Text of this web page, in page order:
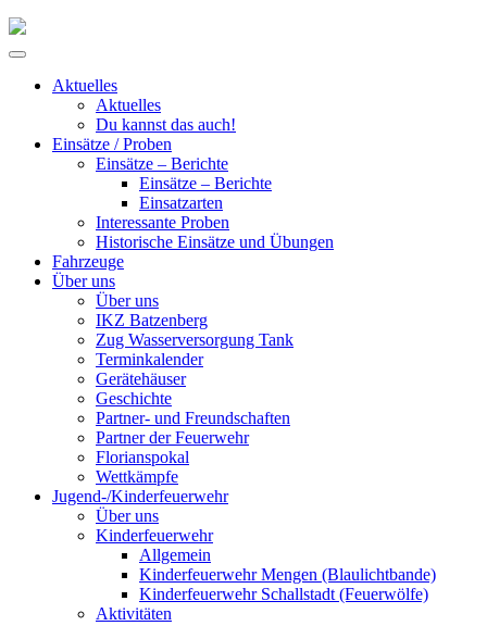
Skip
Primary
Aktuelles
Aktuelles
Du kannst das auch!
Einsätze / Proben
Einsätze – Berichte
Einsätze – Berichte
Einsatzarten
Interessante Proben
Historische Einsätze und Übungen
Fahrzeuge
Über uns
Über uns
IKZ Batzenberg
Zug Wasserversorgung Tank
Terminkalender
Gerätehäuser
Geschichte
Partner- und Freundschaften
Partner der Feuerwehr
Florianspokal
Wettkämpfe
Jugend-/Kinderfeuerwehr
Über uns
Kinderfeuerwehr
Allgemein
Kinderfeuerwehr Mengen (Blaulichtbande)
Kinderfeuerwehr Schallstadt (Feuerwölfe)
Aktivitäten